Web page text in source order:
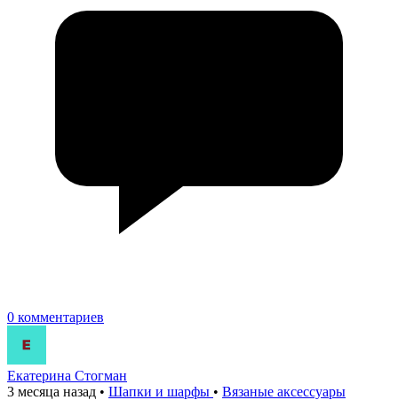
0 комментариев
Екатерина Стогман
3 месяца назад • Шапки и шарфы • Вязаные аксесcуары